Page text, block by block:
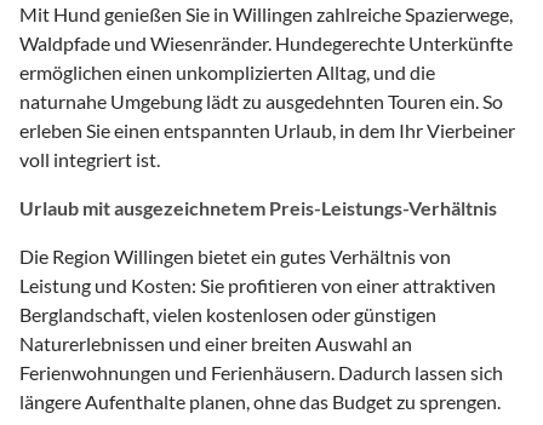
Mit Hund genießen Sie in Willingen zahlreiche Spazierwege,
Waldpfade und Wiesenränder. Hundegerechte Unterkünfte
ermöglichen einen unkomplizierten Alltag, und die
naturnahe Umgebung lädt zu ausgedehnten Touren ein. So
erleben Sie einen entspannten Urlaub, in dem Ihr Vierbeiner
voll integriert ist.
Urlaub mit ausgezeichnetem Preis-Leistungs-Verhältnis
Die Region Willingen bietet ein gutes Verhältnis von
Leistung und Kosten: Sie profitieren von einer attraktiven
Berglandschaft, vielen kostenlosen oder günstigen
Naturerlebnissen und einer breiten Auswahl an
Ferienwohnungen und Ferienhäusern. Dadurch lassen sich
längere Aufenthalte planen, ohne das Budget zu sprengen.